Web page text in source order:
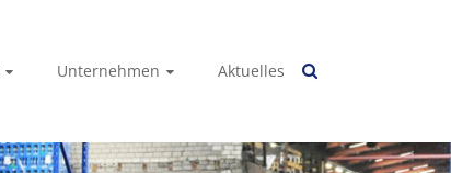
Unternehmen Aktuelles